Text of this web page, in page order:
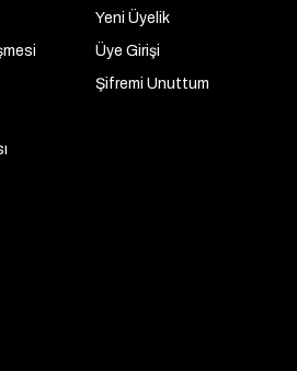
Yeni Üyelik
Üye Girişi
Şifremi Unuttum